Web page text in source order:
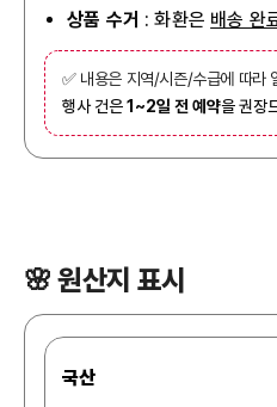
상품 수거 : 화환은 배송 완
✅ 내용은 지역/시즌/수급에 따라
행사 건은1~2일 전 예약을 권장
🌸 원산지 표시
국산